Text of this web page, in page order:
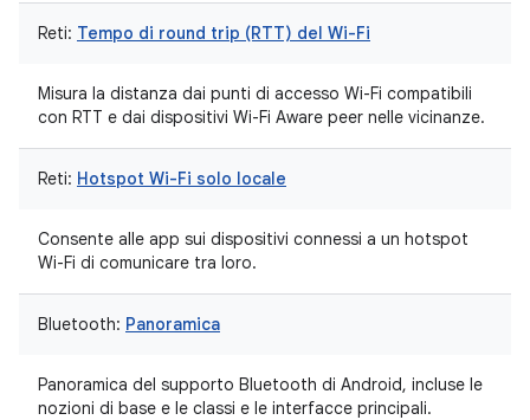
Reti: Tempo di round trip (RTT) del Wi-Fi
Misura la distanza dai punti di accesso Wi-Fi compatibili
con RTT e dai dispositivi Wi-Fi Aware peer nelle vicinanze.
Reti: Hotspot Wi-Fi solo locale
Consente alle app sui dispositivi connessi a un hotspot
Wi-Fi di comunicare tra loro.
Bluetooth: Panoramica
Panoramica del supporto Bluetooth di Android, incluse le
nozioni di base e le classi e le interfacce principali.